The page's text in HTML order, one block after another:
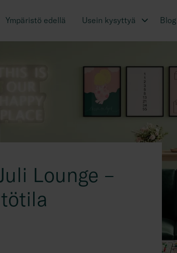
Ympäristö edellä Usein kysyttyä
Lounge –